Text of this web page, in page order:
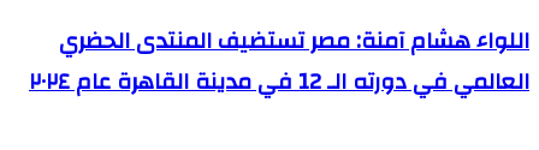
اللواء هشام آمنة: مصر تستضيف المنتدى الحضري
العالمي في دورته الـ 12 في مدينة القاهرة عام ٢٠٢٤